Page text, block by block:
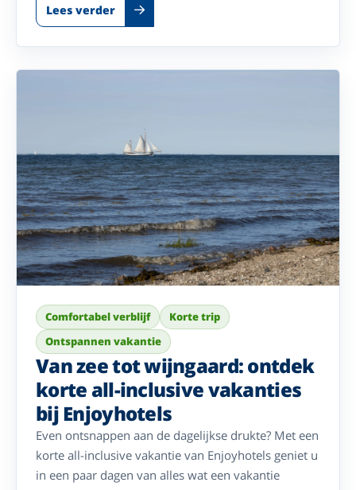
verrassende natuur en mooie wandelroutes. Met
een comfortabel Enjoyhotel als uitvalsbasis ontdekt
u de mooiste plekken op uw eigen tempo en
combineert u actief bezig zijn met heerlijk
Lees verder
Comfortabel verblijf
Korte trip
Ontspannen vakantie
Van zee tot wijngaard: ontdek
korte all-inclusive vakanties
bij Enjoyhotels
Even ontsnappen aan de dagelijkse drukte? Met een
korte all-inclusive vakantie van Enjoyhotels geniet u
in een paar dagen van alles wat een vakantie